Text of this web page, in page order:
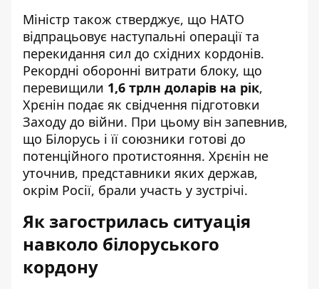
Міністр також стверджує, що НАТО
відпрацьовує наступальні операції та
перекидання сил до східних кордонів.
Рекордні оборонні витрати блоку, що
перевищили 1,6 трлн доларів на рік,
Хрєнін подає як свідчення підготовки
Заходу до війни. При цьому він запевнив,
що Білорусь і її союзники готові до
потенційного протистояння. Хрєнін не
уточнив, представники яких держав,
окрім Росії, брали участь у зустрічі.
Як загострилась ситуація
навколо білоруського
кордону